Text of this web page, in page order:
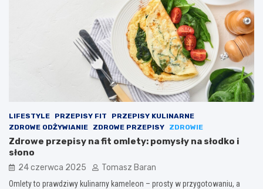
LIFESTYLE PRZEPISY FIT
PRZEPISY KULINARNE
ZDROWE ODŻYWIANIE
ZDROWE PRZEPISY ZDROWIE
Zdrowe przepisy na fit omlety: pomysły na słodko i
słono
24 czerwca 2025 Tomasz Baran
Omlety to prawdziwy kulinarny kameleon – prosty w przygotowaniu, a